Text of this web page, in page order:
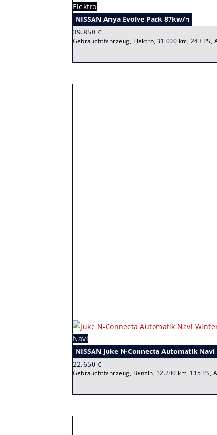
Elektro
NISSAN Ariya Evolve Pack 87kw/h
39.850 €
Gebrauchtfahrzeug, Elektro, 31.000 km, 243 PS,
Navi
NISSAN Juke N-Connecta Automatik
22.650 €
Gebrauchtfahrzeug, Benzin, 12.200 km, 115 PS,